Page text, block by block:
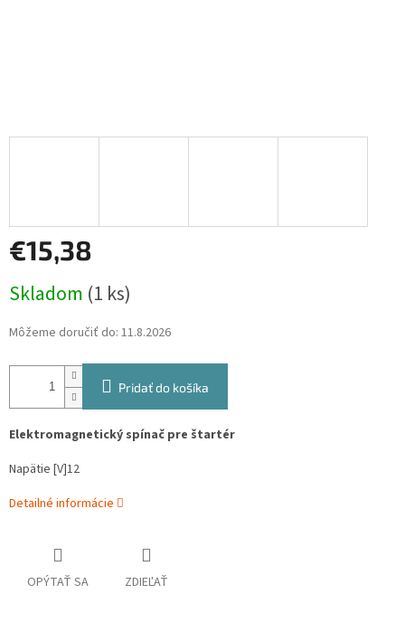
€15,38
cena:
Skladom (1 ks)
Môžeme doručiť do: 11.8.2026
Pridať do košíka
Elektromagnetický spínač pre štartér
Napätie [V]12
Detailné informácie
OPÝTAŤ SA ZDIEĽAŤ